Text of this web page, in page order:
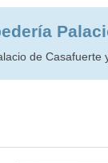
de Casafuerte